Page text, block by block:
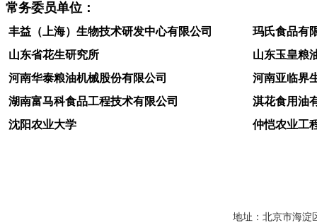
常务委员单位：
丰益（上海）生物技术研发中心有限公司
玛氏食品有
山东省花生研究所
山东玉皇粮
河南华泰粮油机械股份有限公司
河南亚临界
湖南富马科食品工程技术有限公司
淇花食用油
沈阳农业大学
仲恺农业工
地址：北京市海淀